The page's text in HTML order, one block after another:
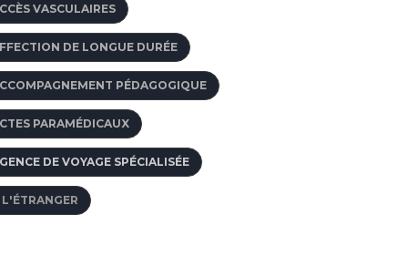
VASCULAIRES
DE LONGUE DURÉE
PÉDAGOGIQUE
PARAMÉDICAUX
DE VOYAGE SPÉCIALISÉE
L'ÉTRANGER